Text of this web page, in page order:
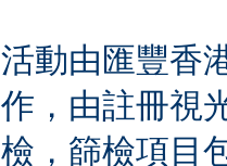
活動由 匯豐香
作，由註冊視
檢，篩檢項目